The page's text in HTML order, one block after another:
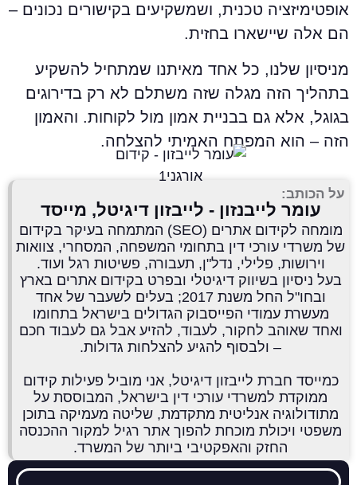
אופטימיזציה טכנית, ושמשקיעים בקישורים נכונים –
הם אלה שיישארו בחזית.
מניסיון שלנו, כל אחד מאיתנו שמתחיל להשקיע
בתהליך הזה מגלה שזה משתלם לא רק בדירוגים
בגוגל, אלא גם בבניית אמון מול לקוחות. והאמון
הזה – הוא המפתח האמיתי להצלחה.
על הכותב:
עומר לייבנזון - לייבזון דיגיטל, מייסד
מומחה לקידום אתרים (SEO) המתמחה בעיקר בקידום
של משרדי עורכי דין בתחומי המשפחה, המסחרי, צוואות
וירושות, פלילי, נדל"ן, תעבורה, פשיטות רגל ועוד.
בעל ניסיון בשיווק דיגיטלי ובפרט בקידום אתרים בארץ
ובחו"ל החל משנת 2017; בעלים לשעבר של אחד
מעשרת עמודי הפייסבוק הגדולים בישראל בתחומו
ואחד שאוהב לחקור, לעבוד, להזיע אבל גם לעבוד חכם
– ולבסוף להגיע להצלחות גדולות.
כמייסד חברת לייבזון דיגיטל, אני מוביל פעילות קידום
ממוקדת למשרדי עורכי דין בישראל, המבוססת על
מתודולוגיה אנליטית מתקדמת, שליטה מעמיקה בתוכן
משפטי ויכולת מוכחת להפוך אתר רגיל למקור ההכנסה
החזק והאפקטיבי ביותר של המשרד.